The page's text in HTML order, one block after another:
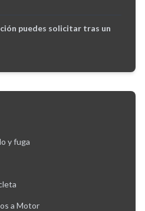
puedes solicitar tras un
y fuga
a Motor